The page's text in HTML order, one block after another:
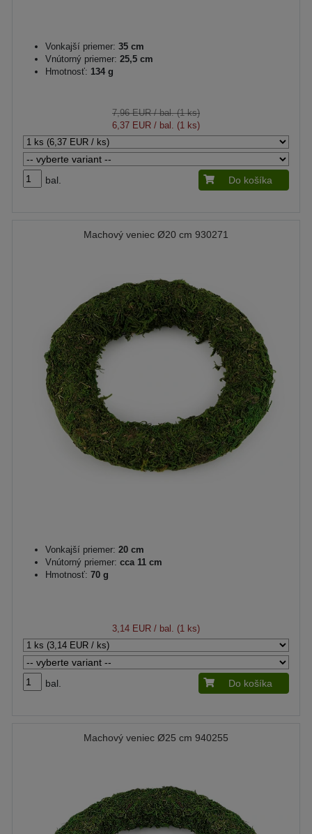
Vonkajší priemer: 35 cm
Vnútorný priemer: 25,5 cm
Hmotnosť: 134 g
7,96 EUR/ bal. (1 ks)
6,37 EUR / bal. (1 ks)
bal. Do košíka
Machový veniec Ø20 cm 930271
Vonkajší priemer: 20 cm
Vnútorný priemer: cca 11 cm
Hmotnosť: 70 g
3,14 EUR / bal. (1 ks)
bal. Do košíka
Machový veniec Ø25 cm 940255